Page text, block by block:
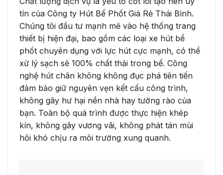
tín của Công ty Hút Bể Phốt Giá Rẻ Thái Bình.
Chúng tôi đầu tư mạnh mẽ vào hệ thống trang
thiết bị hiện đại, bao gồm các loại xe hút bể
phốt chuyên dụng với lực hút cực mạnh, có thể
xử lý sạch sẽ 100% chất thải trong bể. Công
nghệ hút chân không không đục phá tiên tiến
đảm bảo giữ nguyên vẹn kết cấu công trình,
không gây hư hại nền nhà hay tường rào của
bạn. Toàn bộ quá trình được thực hiện khép
kín, không gây vương vãi, không phát tán mùi
hôi khó chịu ra môi trường xung quanh.